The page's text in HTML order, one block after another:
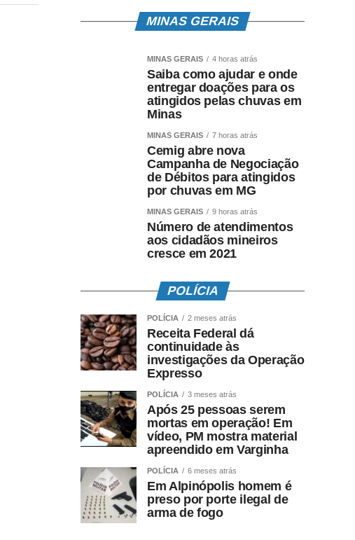
MINAS GERAIS
MINAS GERAIS 4 horas atrás
Saiba como ajudar e onde
entregar doações para os
atingidos pelas chuvas em
Minas
MINAS GERAIS 7 horas atrás
Cemig abre nova
Campanha de Negociação
de Débitos para atingidos
por chuvas em MG
MINAS GERAIS 9 horas atrás
Número de atendimentos
aos cidadãos mineiros
cresce em 2021
POLÍCIA
POLÍCIA 2 meses atrás
Receita Federal dá
continuidade às
investigações da Operação
Expresso
POLÍCIA 3 meses atrás
Após 25 pessoas serem
mortas em operação! Em
vídeo, PM mostra material
apreendido em Varginha
POLÍCIA 6 meses atrás
Em Alpinópolis homem é
preso por porte ilegal de
arma de fogo